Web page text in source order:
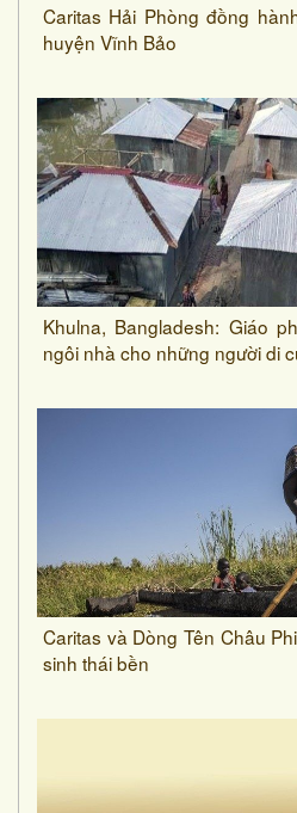
Caritas Hải Phòng đồng
huyện Vĩnh Bảo
Khulna, Bangladesh: Giáo
ngôi nhà cho những người di
Caritas và Dòng Tên Châu
sinh thái bền